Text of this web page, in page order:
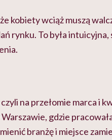
kobiety wciąż muszą
rynku. To była
na przełomie marca i
gdzie
branżę i miejsce